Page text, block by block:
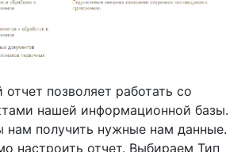
позволяет работать со
нашей информационной базы.
нам получить нужные нам данные.
настроить отчет. Выбираем Тип